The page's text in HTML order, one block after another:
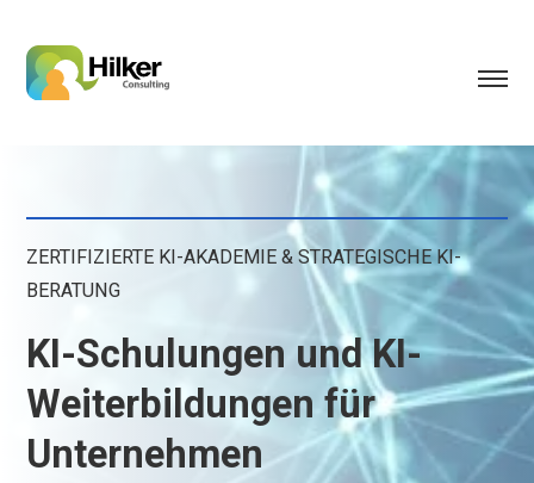
ZERTIFIZIERTE KI-AKADEMIE & STRATEGISCHE KI-
BERATUNG
KI-Schulungen und KI-
Weiterbildungen für
Unternehmen